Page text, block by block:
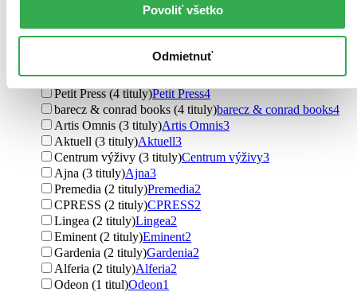
Povoliť všetko
Odmietnuť
MAFRA Slovakia (6 titulov)MAFRA Slovakia
N Press (5 titulov)N Press5
NOXI5
Ottovo nakladateľstvo (4 tituly)Ottovo nakladateľstvo4
Petit Press (4 tituly)Petit Press4
barecz & conrad books (4 tituly)barecz & conrad books4
Artis Omnis (3 tituly)Artis Omnis3
Aktuell (3 tituly)Aktuell3
Centrum výživy (3 tituly)Centrum výživy3
Ajna (3 tituly)Ajna3
Premedia (2 tituly)Premedia2
CPRESS (2 tituly)CPRESS2
Lingea (2 tituly)Lingea2
Eminent (2 tituly)Eminent2
Gardenia (2 tituly)Gardenia2
Alferia (2 tituly)Alferia2
Odeon (1 titul)Odeon1